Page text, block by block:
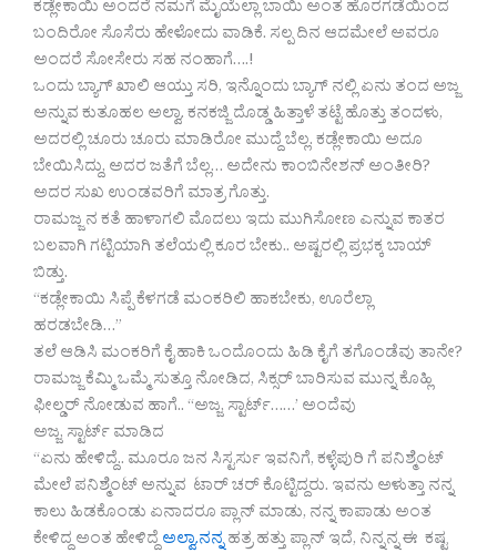
ಕಡ್ಲೇಕಾಯಿ ಅಂದರೆ ನಮಗೆ ಮೈಯೆಲ್ಲಾ ಬಾಯಿ ಅಂತ ಹೊರಗಡೆಯಿಂದ
ಬಂದಿರೋ ಸೊಸೆರು ಹೇಳೋದು ವಾಡಿಕೆ. ಸಲ್ಪ ದಿನ ಆದಮೇಲೆ ಅವರೂ
ಅಂದರೆ ಸೋಸೇರು ಸಹ ನಂಹಾಗೆ….!
ಒಂದು ಬ್ಯಾಗ್ ಖಾಲಿ ಆಯ್ತು ಸರಿ, ಇನ್ನೊಂದು ಬ್ಯಾಗ್ ನಲ್ಲಿ ಏನು ತಂದ ಅಜ್ಜ
ಅನ್ನುವ ಕುತೂಹಲ ಅಲ್ವಾ. ಕನಕಜ್ಜಿ ದೊಡ್ಡ ಹಿತ್ತಾಳೆ ತಟ್ಟೆ ಹೊತ್ತು ತಂದಳು,
ಅದರಲ್ಲಿ ಚೂರು ಚೂರು ಮಾಡಿರೋ ಮುದ್ದೆ ಬೆಲ್ಲ. ಕಡ್ಲೇಕಾಯಿ ಅದೂ
ಬೇಯಿಸಿದ್ದು, ಅದರ ಜತೆಗೆ ಬೆಲ್ಲ… ಅದೇನು ಕಾಂಬಿನೇಶನ್ ಅಂತೀರಿ?
ಅದರ ಸುಖ ಉಂಡವರಿಗೆ ಮಾತ್ರ ಗೊತ್ತು.
ರಾಮಜ್ಜ ನ ಕತೆ ಹಾಳಾಗಲಿ ಮೊದಲು ಇದು ಮುಗಿಸೋಣ ಎನ್ನುವ ಕಾತರ
ಬಲವಾಗಿ ಗಟ್ಟಿಯಾಗಿ ತಲೆಯಲ್ಲಿ ಕೂರ ಬೇಕು.. ಅಷ್ಟರಲ್ಲಿ ಪ್ರಭಕ್ಕ ಬಾಯ್
ಬಿಡ್ತು.
“ಕಡ್ಲೇಕಾಯಿ ಸಿಪ್ಪೆ ಕೆಳಗಡೆ ಮಂಕರಿಲಿ ಹಾಕಬೇಕು, ಊರೆಲ್ಲಾ
ಹರಡಬೇಡಿ…”
ತಲೆ ಆಡಿಸಿ ಮಂಕರಿಗೆ ಕೈ ಹಾಕಿ ಒಂದೊಂದು ಹಿಡಿ ಕೈಗೆ ತಗೊಂಡೆವು ತಾನೇ?
ರಾಮಜ್ಜ ಕೆಮ್ಮಿ ಒಮ್ಮೆ ಸುತ್ತೂ ನೋಡಿದ, ಸಿಕ್ಸರ್ ಬಾರಿಸುವ ಮುನ್ನ ಕೊಹ್ಲಿ
ಫೀಲ್ಡರ್ ನೋಡುವ ಹಾಗೆ.. “ಅಜ್ಜ, ಸ್ಟಾರ್ಟ್……’ ಅಂದೆವು
ಅಜ್ಜ, ಸ್ಟಾರ್ಟ್ ಮಾಡಿದ
“ಏನು ಹೇಳಿದ್ದೆ.. ಮೂರೂ ಜನ ಸಿಸ್ಟರ್ಸು ಇವನಿಗೆ, ಕಳ್ಳೆಪುರಿ ಗೆ ಪನಿಶ್ಮೆಂಟ್
ಮೇಲೆ ಪನಿಶ್ಮೆಂಟ್ ಅನ್ನುವ ಟಾರ್ ಚರ್ ಕೊಟ್ಟಿದ್ದರು. ಇವನು ಅಳುತ್ತಾ ನನ್ನ
ಕಾಲು ಹಿಡಕೊಂಡು ಏನಾದರೂ ಪ್ಲಾನ್ ಮಾಡು, ನನ್ನ ಕಾಪಾಡು ಅಂತ
ಕೇಳಿದ್ದ ಅಂತ ಹೇಳಿದ್ದೆಅಲ್ವಾ.ನನ್ನಹತ್ರ ಹತ್ತು ಪ್ಲಾನ್ ಇದೆ, ನಿನ್ನನ್ನ ಈ ಕಷ್ಟ